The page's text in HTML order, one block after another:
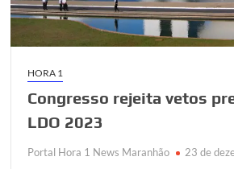
HORA 1
Congresso rejeita vetos
LDO 2023
Portal Hora 1 News Maranhão 23 de